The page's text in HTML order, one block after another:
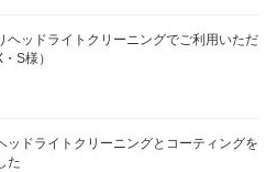
ヘッドライトクリーニングでご利用いただ
S様）
ッドライトクリーニングとコーティングを
た